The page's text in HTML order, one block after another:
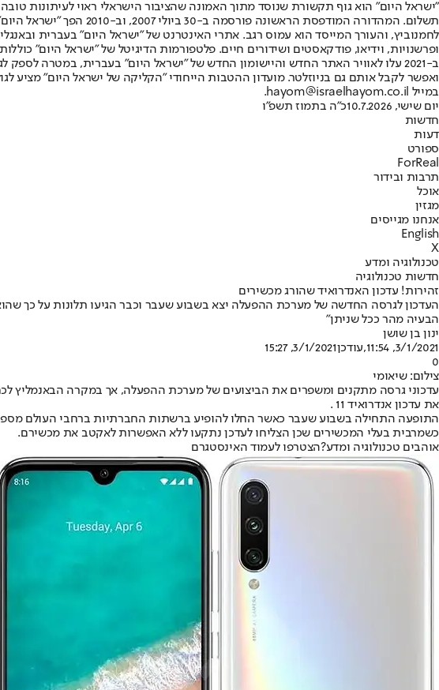
"ישראל היום" הוא גוף תקשורת שנוסד מתוך האמונה שהציבור הישראלי ראוי לעיתונות
תשלום. המהדורה
ופרשנויות, וידיאו, פודקאסטים ושידורים חיים. פלטפורמות הדיגיטל של "ישראל היום"
ב-2021 עלו לאוויר האתר החדש והיישומון החדש של "ישראל היום" בעברית, במטרה
ואפשר לקבל אותם גם בניוזלטר. מועדון ההטבות הייחודי "הקליקה של ישראל היום" מציע
במייל hayom@israelhayom.co.il.
יום שישי, 10.7.2026
כ"ה בתמוז תשפ"ו
חדשות
דעות
ספורט
ForReal
תרבות ובידור
אוכל
מגזין
אנחנו מגייסים
English
X
טכנולוגיה ומדע
חדשות טכנולוגיה
זהירות! עדכון האנדרואיד שהורג מכשירים
העדכון לגרסה החדשה של מערכת ההפעלה יצא בשבוע שעבר וכבר הגיעו תלונות על כך
הבעיה מהר ככל שניתן"
ינון בן שושן
3/1/2021, 11:54
,עודכן3/1/2021, 15:27
0
צילום: שיאומי
עדכוני גרסה מתקנים ומשפרים את הביצועים של מערכת ההפעלה, אך במקרה הבאנמליץ
את עדכון אנדרואיד 11 .
התופעה התחילה בשבוע שעבר כאשר החלו להופיע ברשתות החברתיות ברחבי העולם
כשמרבית בעלי המכשירים שכן הצליחו לעדכן נתקעו ללא האפשרות לאקטב את מכשירם.
אוהבים טכנולוגיה ומדע?הצטרפו לעמוד האינסטגרם